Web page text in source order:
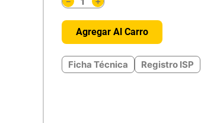
Agregar Al Carro
Ficha Técnica Registro ISP